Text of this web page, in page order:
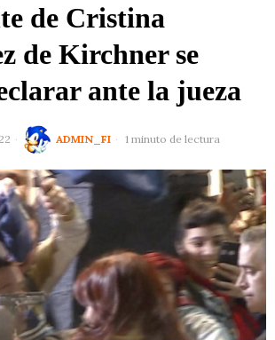
de Cristina
de Kirchner se
ante la jueza
ADMIN_FI 1 minuto de lectura